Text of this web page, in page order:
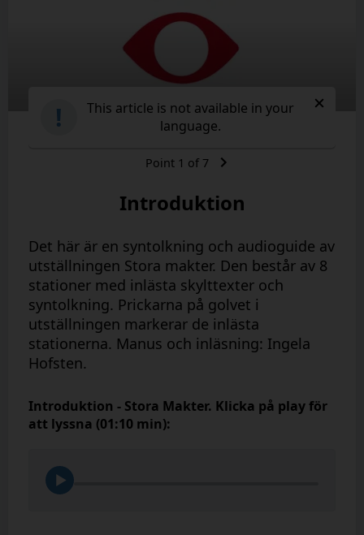
!
This article is not available in your
language.
Point 1 of 7
Introduktion
Det här är en syntolkning och audioguide av
utställningen Stora makter. Den består av 8
stationer med inlästa skylttexter och
syntolkning. Prickarna på golvet i
utställningen markerar de inlästa
stationerna. Manus och inläsning: Ingela
Hofsten.
Introduktion - Stora Makter. Klicka på play för
att lyssna (01:10 min):